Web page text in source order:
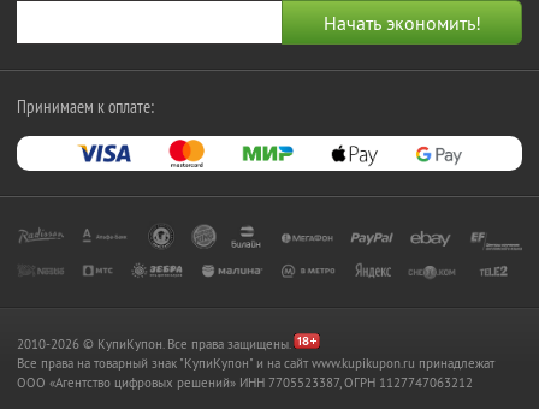
Принимаем к оплате:
2010-2026 © КупиКупон. Все права защищены.
Все права на товарный знак "КупиКупон" и на сайт www.kupikupon.ru принадлежат
OOO «Агентство цифровых решений» ИНН 7705523387, ОГРН 1127747063212